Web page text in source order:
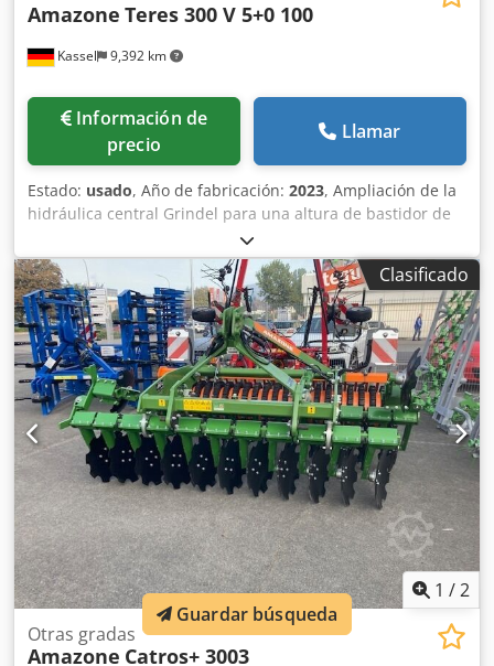
Kassel 9,392 km
Amazone Teres 300 V 5+0 100
Información de
precio
Llamar
Estado: usado, Año de fabricación: 2023, Ampliación de la
hidráulica central Grindel para una altura de bastidor de
80, 1 cuerpo de arado STW / 35, 1 par de rejas de 430, 1
par de puntas de reja HD, 1 par de chapas insertables
para STW / 35, 1 par de soportes para disco cuchilla para
disco cuchilla Variopf D 500 dentado y / con suspensión, 1
Cedjr Ucigepfx Abporf
Clasificado
1 /2
Otras gradas
Amazone Catros+ 3003
Guardar búsqueda